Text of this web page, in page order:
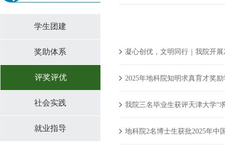
学生团建
奖助体系
评奖评优
社会实践
就业指导
凝心创优，文明同行｜我院开
2025年地科院知明求真育才奖
我院三名毕业生获评天津大学“
地科院2名博士生获批2025年中